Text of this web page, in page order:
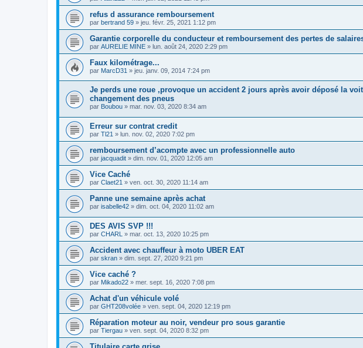
refus d assurance remboursement
par bertrand 59 » jeu. févr. 25, 2021 1:12 pm
Garantie corporelle du conducteur et remboursement des pertes de
par AURELIE MINE » lun. août 24, 2020 2:29 pm
Faux kilométrage...
par MarcD31 » jeu. janv. 09, 2014 7:24 pm
Je perds une roue ,provoque un accident 2 jours après avoir déposé la
changement des pneus
par Boubou » mar. nov. 03, 2020 8:34 am
Erreur sur contrat credit
par Tl21 » lun. nov. 02, 2020 7:02 pm
remboursement d’acompte avec un professionnelle auto
par jacquadit » dim. nov. 01, 2020 12:05 am
Vice Caché
par Claet21 » ven. oct. 30, 2020 11:14 am
Panne une semaine après achat
par isabelle42 » dim. oct. 04, 2020 11:02 am
DES AVIS SVP !!!
par CHARL » mar. oct. 13, 2020 10:25 pm
Accident avec chauffeur à moto UBER EAT
par skran » dim. sept. 27, 2020 9:21 pm
Vice caché ?
par Mikado22 » mer. sept. 16, 2020 7:08 pm
Achat d'un véhicule volé
par GHT208volée » ven. sept. 04, 2020 12:19 pm
Réparation moteur au noir, vendeur pro sous garantie
par Tiergau » ven. sept. 04, 2020 8:32 pm